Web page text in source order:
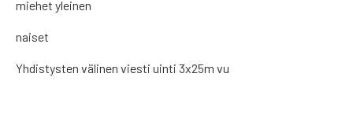
miehet yleinen
naiset
Yhdistysten välinen viesti uinti 3x25m vu